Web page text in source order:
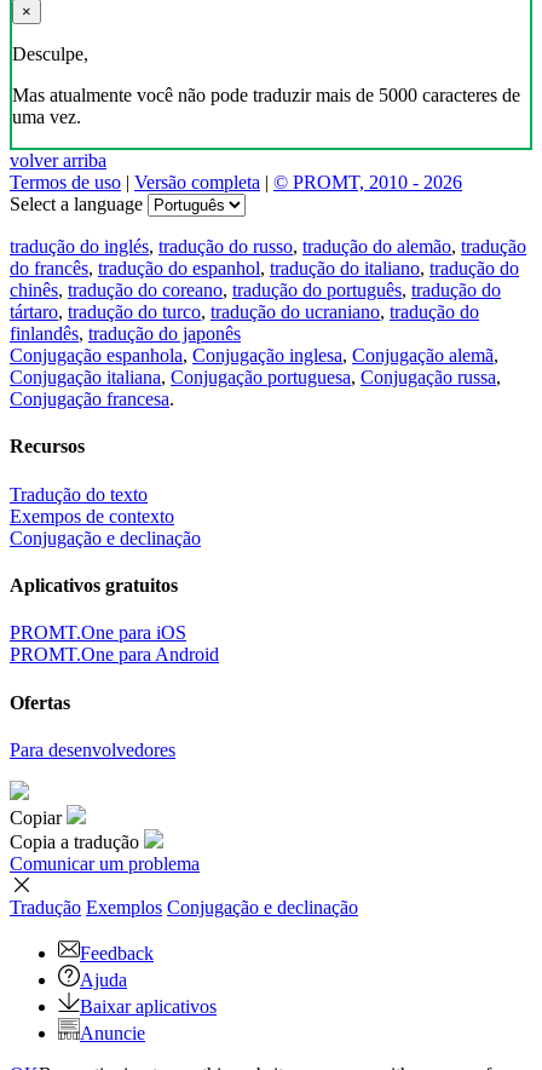
×
Desculpe,
Mas atualmente você não pode traduzir mais de 5000 caracteres de
uma vez.
volver arriba
Termos de uso | Versão completa | © PROMT, 2010 - 2026
Select a language
tradução do inglés, tradução do russo, tradução do alemão, tradução
do francês, tradução do espanhol, tradução do italiano, tradução do
chinês, tradução do coreano, tradução do português, tradução do
tártaro, tradução do turco, tradução do ucraniano, tradução do
finlandês, tradução do japonês
Conjugação espanhola, Conjugação inglesa, Conjugação alemã,
Conjugação italiana, Conjugação portuguesa, Conjugação russa,
Conjugação francesa.
Recursos
Tradução do texto
Exempos de contexto
Conjugação e declinação
Aplicativos gratuitos
PROMT.One para iOS
PROMT.One para Android
Ofertas
Para desenvolvedores
Copiar
Copia a tradução
Comunicar um problema
Tradução Exemplos Conjugação e declinação
Feedback
Ajuda
Baixar aplicativos
Anuncie